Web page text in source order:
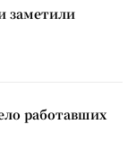
заметили
работавших